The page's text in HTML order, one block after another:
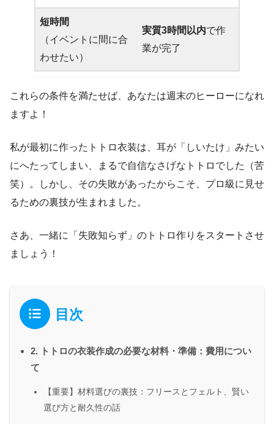
短時間
（イベントに間に合
わせたい）
実質3時間以内で作
業が完了
これらの条件を満たせば、あなたは週末のヒーローになれ
ますよ！
私が最初に作ったトトロ衣装は、耳が「しいたけ」みたい
にへたってしまい、まるで自信なさげなトトロでした（苦
笑）。しかし、その失敗があったからこそ、プロ級に見せ
るための裏技が生まれました。
さあ、一緒に「失敗知らず」のトトロ作りをスタートさせ
ましょう！
目次
2. トトロの衣装作成の必要な材料・準備：費用につい
て
【重要】材料選びの裏技：フリースとフェルト、賢い
選び方と耐久性の話